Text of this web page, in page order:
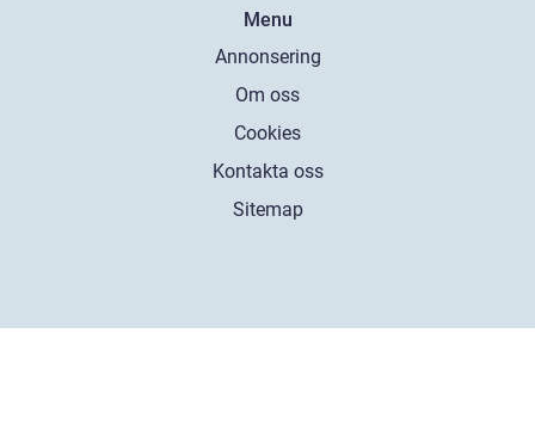
Menu
Annonsering
Om oss
Cookies
Kontakta oss
Sitemap